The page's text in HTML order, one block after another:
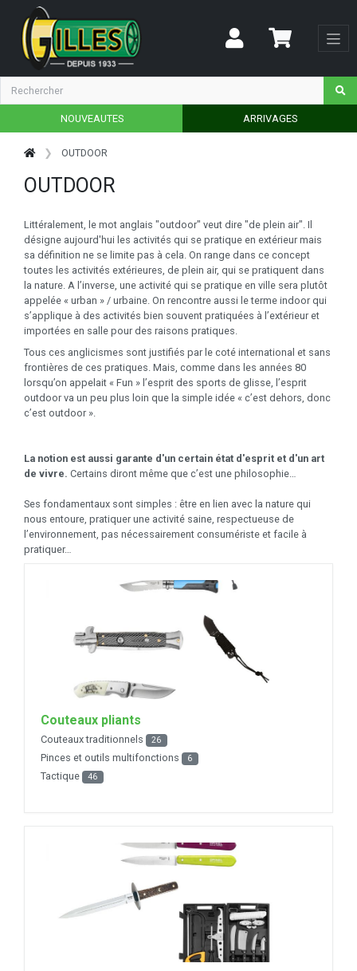
NOUVEAUTES ARRIVAGES
OUTDOOR
OUTDOOR
Littéralement, le mot anglais "outdoor" veut dire "de plein air". Il
désigne aujourd'hui les activités qui se pratique en extérieur mais
sa définition ne se limite pas à cela. On range dans ce concept
toutes les activités extérieures, de plein air, qui se pratiquent dans
la nature. A l’inverse, une activité qui se pratique en ville sera plutôt
appelée « urban » / urbaine. On rencontre aussi le terme indoor qui
s’applique à des activités bien souvent pratiquées à l’extérieur et
importées en salle pour des raisons pratiques.
Tous ces anglicismes sont justifiés par le coté international et sans
frontières de ces pratiques. Mais, comme dans les années 80
lorsqu’on appelait « Fun » l’esprit des sports de glisse, l’esprit
outdoor va un peu plus loin que la simple idée « c’est dehors, donc
c’est outdoor ».
La notion est aussi garante d'un certain état d'esprit et d'un art
de vivre. Certains diront même que c’est une philosophie…
Ses fondamentaux sont simples : être en lien avec la nature qui
nous entoure, pratiquer une activité saine, respectueuse de
l’environnement, pas nécessairement consumériste et facile à
pratiquer…
Couteaux pliants
Couteaux traditionnels 26
Pinces et outils multifonctions 6
Tactique 46